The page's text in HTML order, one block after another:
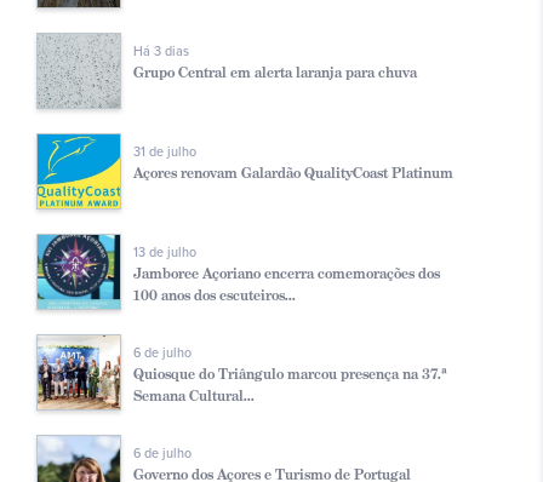
Há 3 dias
Grupo Central em alerta laranja para chuva
31 de julho
Açores renovam Galardão QualityCoast Platinum
13 de julho
Jamboree Açoriano encerra comemorações dos
100 anos dos escuteiros...
6 de julho
Quiosque do Triângulo marcou presença na 37.ª
Semana Cultural...
6 de julho
Governo dos Açores e Turismo de Portugal